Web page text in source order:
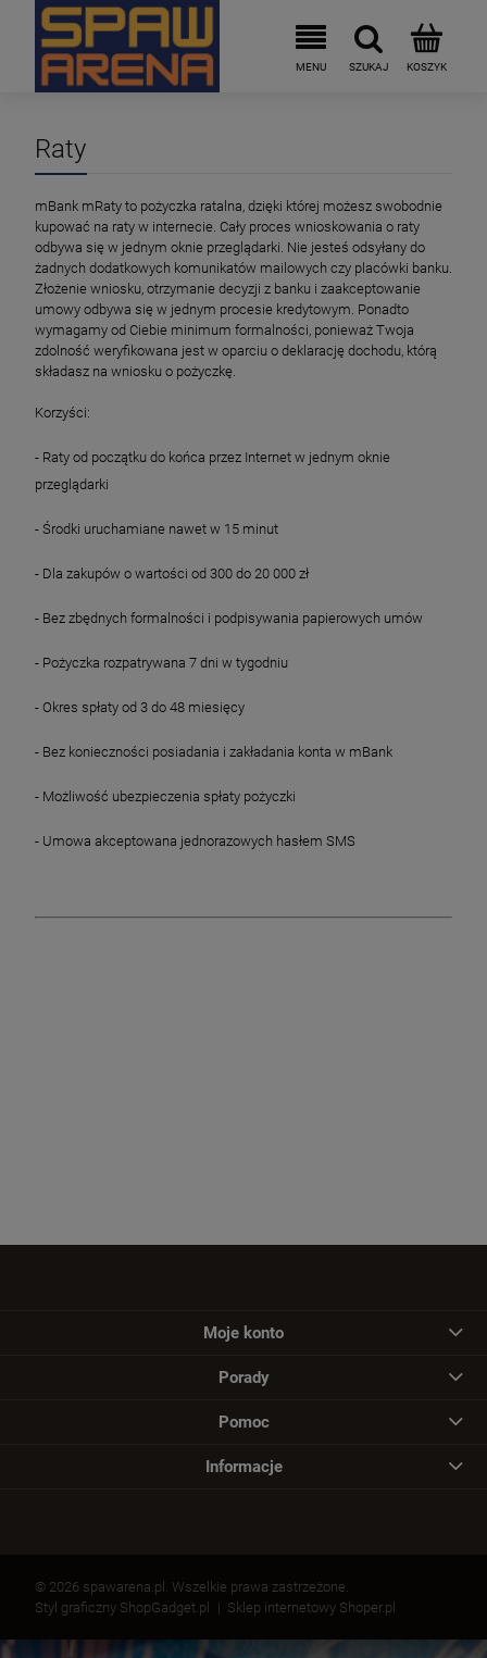
Raty
mBank mRaty to pożyczka ratalna, dzięki której możesz swobodnie
kupować na raty w internecie. Cały proces wnioskowania o raty
odbywa się w jednym oknie przeglądarki. Nie jesteś odsyłany do
żadnych dodatkowych komunikatów mailowych czy placówki banku.
Złożenie wniosku, otrzymanie decyzji z banku i zaakceptowanie
umowy odbywa się w jednym procesie kredytowym. Ponadto
wymagamy od Ciebie minimum formalności, ponieważ Twoja
zdolność weryfikowana jest w oparciu o deklarację dochodu, którą
składasz na wniosku o pożyczkę.
Korzyści:
- Raty od początku do końca przez Internet w jednym oknie
przeglądarki
- Środki uruchamiane nawet w 15 minut
- Dla zakupów o wartości od 300 do 20 000 zł
- Bez zbędnych formalności i podpisywania papierowych umów
- Pożyczka rozpatrywana 7 dni w tygodniu
- Okres spłaty od 3 do 48 miesięcy
- Bez konieczności posiadania i zakładania konta w mBank
- Możliwość ubezpieczenia spłaty pożyczki
- Umowa akceptowana jednorazowych hasłem SMS
Moje konto
Porady
Pomoc
Informacje
© 2026 spawarena.pl. Wszelkie prawa zastrzeżone.
Styl graficzny ShopGadget.pl
Sklep internetowy Shoper.pl